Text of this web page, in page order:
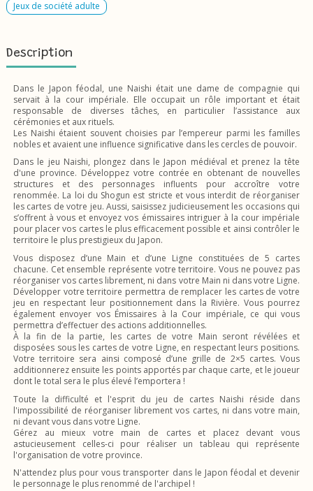
Jeux de société adulte
Description
Dans le Japon féodal, une Naishi était une dame de compagnie qui
servait à la cour impériale. Elle occupait un rôle important et était
responsable de diverses tâches, en particulier l’assistance aux
cérémonies et aux rituels.
Les Naishi étaient souvent choisies par l’empereur parmi les familles
nobles et avaient une influence significative dans les cercles de pouvoir.
Dans le jeu Naishi, plongez dans le Japon médiéval et prenez la tête
d'une province. Développez votre contrée en obtenant de nouvelles
structures et des personnages influents pour accroître votre
renommée. La loi du Shogun est stricte et vous interdit de réorganiser
les cartes de votre jeu. Aussi, saisissez judicieusement les occasions qui
s’offrent à vous et envoyez vos émissaires intriguer à la cour impériale
pour placer vos cartes le plus efficacement possible et ainsi contrôler le
territoire le plus prestigieux du Japon.
Vous disposez d’une Main et d’une Ligne constituées de 5 cartes
chacune. Cet ensemble représente votre territoire. Vous ne pouvez pas
réorganiser vos cartes librement, ni dans votre Main ni dans votre Ligne.
Développer votre territoire permettra de remplacer les cartes de votre
jeu en respectant leur positionnement dans la Rivière. Vous pourrez
également envoyer vos Émissaires à la Cour impériale, ce qui vous
permettra d’effectuer des actions additionnelles.
À la fin de la partie, les cartes de votre Main seront révélées et
disposées sous les cartes de votre Ligne, en respectant leurs positions.
Votre territoire sera ainsi composé d’une grille de 2×5 cartes. Vous
additionnerez ensuite les points apportés par chaque carte, et le joueur
dont le total sera le plus élevé l’emportera !
Toute la difficulté et l'esprit du jeu de cartes Naishi réside dans
l'impossibilité de réorganiser librement vos cartes, ni dans votre main,
ni devant vous dans votre Ligne.
Gérez au mieux votre main de cartes et placez devant vous
astucieusement celles-ci pour réaliser un tableau qui représente
l'organisation de votre province.
N'attendez plus pour vous transporter dans le Japon féodal et devenir
le personnage le plus renommé de l'archipel !